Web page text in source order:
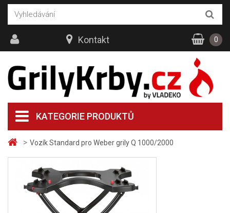
> Vozík Standard pro Weber grily Q 1000/2000
KATEGORIE PRODUKTŮ
Kontakt 0